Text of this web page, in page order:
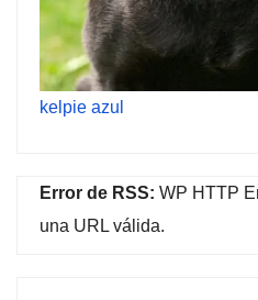
kelpie azul
Error de RSS: WP HTTP
una URL válida.